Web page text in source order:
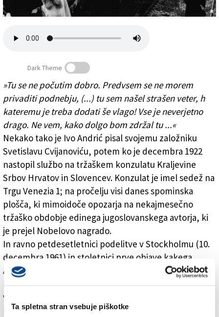
Ta spletna stran vsebuje piškotke
Založnik
Ivo Andrić: V Trstu se ne počutim dobro ...
Dark Theme
»Tu se ne počutim dobro. Predvsem se ne morem
privaditi podnebju, (...) tu sem našel strašen veter, h
kateremu je treba dodati še vlago! Vse je neverjetno
drago. Ne vem, kako dolgo bom zdržal tu ...«
Nekako tako je Ivo Andrić pisal svojemu založniku
Svetislavu Cvijanoviću, potem ko je decembra 1922
nastopil službo na tržaškem konzulatu Kraljevine
Srbov Hrvatov in Slovencev. Konzulat je imel sedež na
Trgu Venezia 1; na pročelju visi danes spominska
plošča, ki mimoidoče opozarja na nekajmesečno
tržaško obdobje edinega jugoslovanskega avtorja, ki
je prejel Nobelovo nagrado.
In ravno petdesetletnici podelitve v Stockholmu (10.
decembra 1961) in stoletnici prve objave kakega
Andrićevega besedila (leta 1911 v kulturni reviji
Bosanska vila) je posvečena velika razstava, ki jo bodo
v torek, 13. decembra, odprli v tržaški Državni
knjižnici (ob 17.30 na Trgu Papa Giovanni XXIII).